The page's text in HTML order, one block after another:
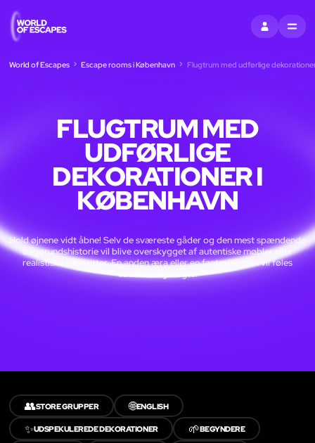
LOG INDMENU
World of Escapes Escape rooms i København Flugtrum med udførlige
FLUGTRUM MED
UDFØRLIGE
DEKORATIONER I
KØBENHAVN
Hold øjnene vidt åbne! Selv de sværeste gåder og den mest spændende
baggrundshistorie vil blive overskygget af autentiske møbler eller
realistiske rekvisitter. En anden æra eller en fantasiverden vil føles
ubestrideligt ægte.
👥STORE GRUPPER 🌐ENGLISH
✨UDSPEKULEREDE DEKORATIONER 🌱BEGYNDERE